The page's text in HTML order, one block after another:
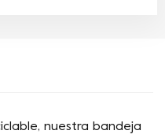
nuestra bandeja